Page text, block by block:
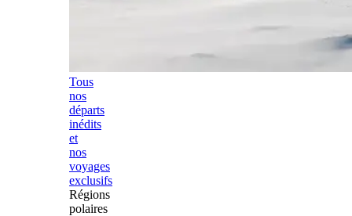
Tous
nos
départs
inédits
et
nos
voyages
exclusifs
Régions
polaires